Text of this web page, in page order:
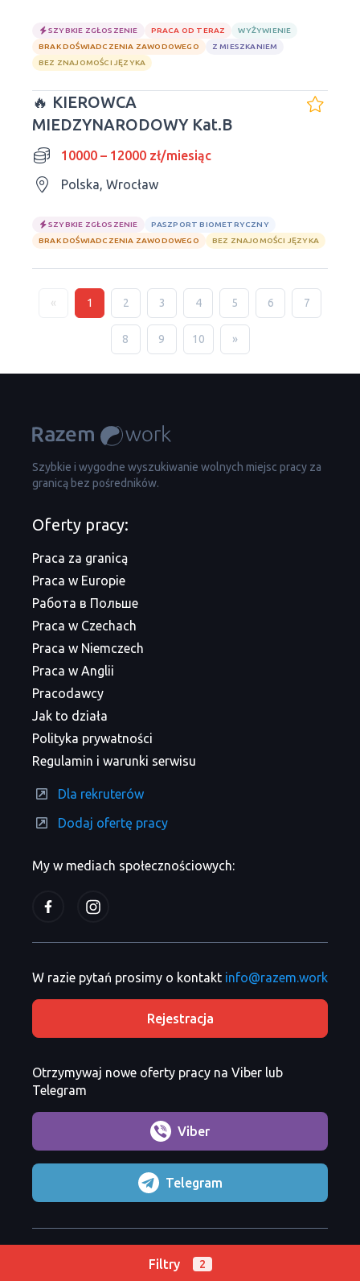
SZYBKIE ZGŁOSZENIE PRACA OD TERAZ
WYŻYWIENIE
BRAK DOŚWIADCZENIA ZAWODOWEGO
Z MIESZKANIEM
BEZ ZNAJOMOŚCI JĘZYKA
🔥 KIEROWCA
MIEDZYNARODOWY Kat.B
10000 – 12000 zł/miesiąc
Polska, Wrocław
SZYBKIE ZGŁOSZENIE
PASZPORT BIOMETRYCZNY
BRAK DOŚWIADCZENIA ZAWODOWEGO
BEZ ZNAJOMOŚCI JĘZYKA
« 1 2 3 4 5 6 7
8 9 10 »
Filtry 2
Szybkie i wygodne wyszukiwanie wolnych miejsc pracy za
granicą bez pośredników.
My w mediach społecznościowych:
Oferty pracy:
Praca za granicą
Praca w Europie
Работа в Польше
Praca w Czechach
Praca w Niemczech
Praca w Anglii
Pracodawcy
Jak to działa
Polityka prywatności
Regulamin i warunki serwisu
Dla rekruterów
Dodaj ofertę pracy
W razie pytań prosimy o kontakt info@razem.work
Rejestracja
Otrzymywaj nowe oferty pracy na Viber lub
Telegram
Viber
Telegram